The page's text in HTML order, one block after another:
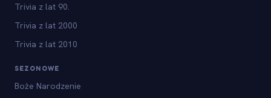
Trivia z lat 90.
Trivia z lat 2000
Trivia z lat 2010
SEZONOWE
Boże Narodzenie